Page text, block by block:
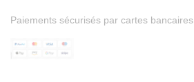
Paiements sécurisés par cartes bancaires